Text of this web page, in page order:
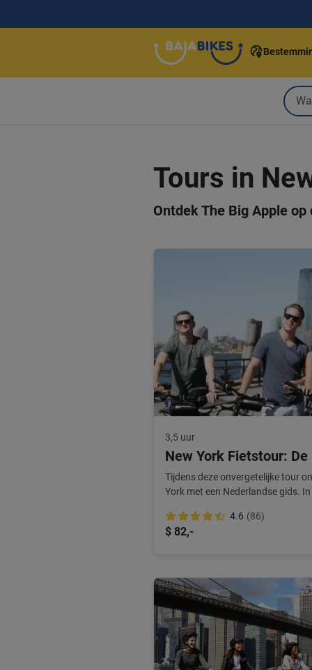
Tours in
Ontdek The Big Apple
3,5 uur
New York Fietstour:
Tijdens deze onvergetelijke tour
York met een Nederlandse gids.
de leukste verhalen, waardoor je
wordt.
4.6 (86)
$ 82,-